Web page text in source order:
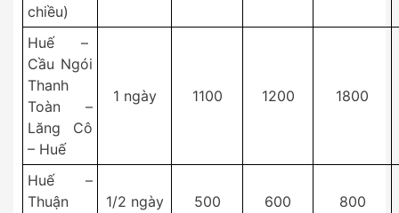
chiều)
Huế –
Cầu Ngói
Thanh
Toàn –
Lăng Cô
– Huế
1 ngày 1100 1200 1800
Huế –
Thuận
1/2 ngày 500 600 800